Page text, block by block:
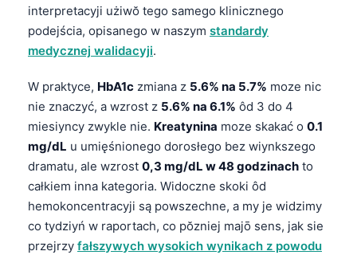
interpretacyji użiwŏ tego samego klinicznego
podejścia, opisanego w naszym standardy
medycznej walidacyji.
W praktyce, HbA1c zmiana z 5.6% na 5.7% moze nic
nie znaczyć, a wzrost z 5.6% na 6.1% ôd 3 do 4
miesiyncy zwykle nie. Kreatynina moze skakać o 0.1
mg/dL u umięśnionego dorosłego bez wiynkszego
dramatu, ale wzrost 0,3 mg/dL w 48 godzinach to
całkiem inna kategoria. Widoczne skoki ôd
hemokoncentracyji są powszechne, a my je widzimy
co tydziyń w raportach, co pŏzniej majō sens, jak sie
przejrzy fałszywych wysokich wynikach z powodu